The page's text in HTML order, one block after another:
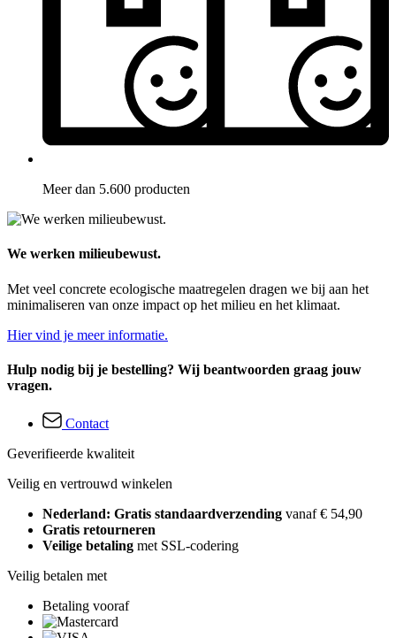
Meer dan 5.600 producten
We werken milieubewust.
Met veel concrete ecologische maatregelen dragen we bij aan het
minimaliseren van onze impact op het milieu en het klimaat.
Hier vind je meer informatie.
Hulp nodig bij je bestelling? Wij beantwoorden graag jouw
vragen.
Contact
Geverifieerde kwaliteit
Veilig en vertrouwd winkelen
Nederland: Gratis standaardverzending vanaf € 54,90
Gratis retourneren
Veilige betaling met SSL-codering
Veilig betalen met
Betaling vooraf